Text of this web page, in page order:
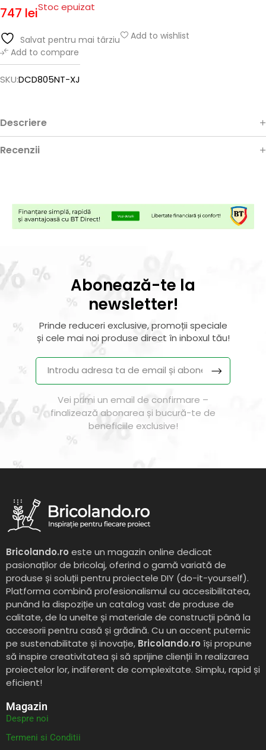
747 leiStoc epuizat
Salvat pentru mai târziu
Add to wishlist
Add to compare
SKU:DCD805NT-XJ
Descriere
Recenzii
Abonează-te la
newsletter!
Prinde reduceri exclusive, promoții speciale
și cele mai noi produse direct în inboxul tău!
Vei primi un email de confirmare –
finalizează abonarea și bucură-te de
beneficiile exclusive!
Bricolando.ro este un magazin online dedicat
pasionaților de bricolaj, oferind o gamă variată de
produse și soluții pentru proiectele DIY (do-it-yourself).
Platforma combină profesionalismul cu accesibilitatea,
punând la dispoziție un catalog vast de produse de
calitate, de la unelte și materiale de construcții până la
accesorii pentru casă și grădină. Cu un accent puternic
pe sustenabilitate și inovație, Bricolando.ro își propune
să inspire creativitatea și să sprijine clienții în realizarea
proiectelor lor, indiferent de complexitate. Simplu, rapid și
eficient!
Magazin
Despre noi
Termeni si Conditii